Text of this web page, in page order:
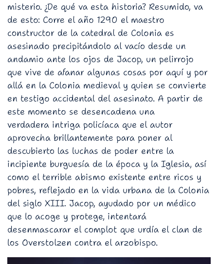
misterio. ¿De qué va esta historia? Resumido, va
de esto: Corre el año 1290 el maestro
constructor de la catedral de Colonia es
asesinado precipitándolo al vacío desde un
andamio ante los ojos de Jacop, un pelirrojo
que vive de afanar algunas cosas por aquí y por
allá en la Colonia medieval y quien se convierte
en testigo accidental del asesinato. A partir de
este momento se desencadena una
verdadera intriga policíaca que el autor
aprovecha brillantemente para poner al
descubierto las luchas de poder entre la
incipiente burguesía de la época y la Iglesia, así
como el terrible abismo existente entre ricos y
pobres, reflejado en la vida urbana de la Colonia
del siglo XIII. Jacop, ayudado por un médico
que lo acoge y protege, intentará
desenmascarar el complot que urdía el clan de
los Overstolzen contra el arzobispo.